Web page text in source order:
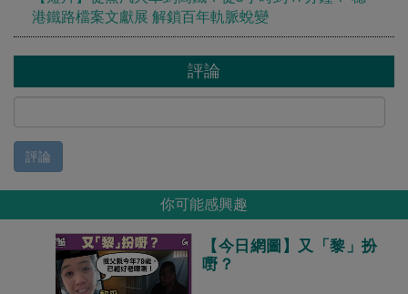
港鐵路檔案文獻展 解鎖百年軌脈蛻變
評論
評論
你可能感興趣
【今日網圖】又「黎」扮
嘢？